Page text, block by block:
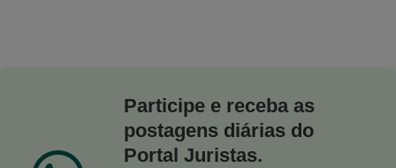
Participe e receba as
postagens diárias do
Portal Juristas.